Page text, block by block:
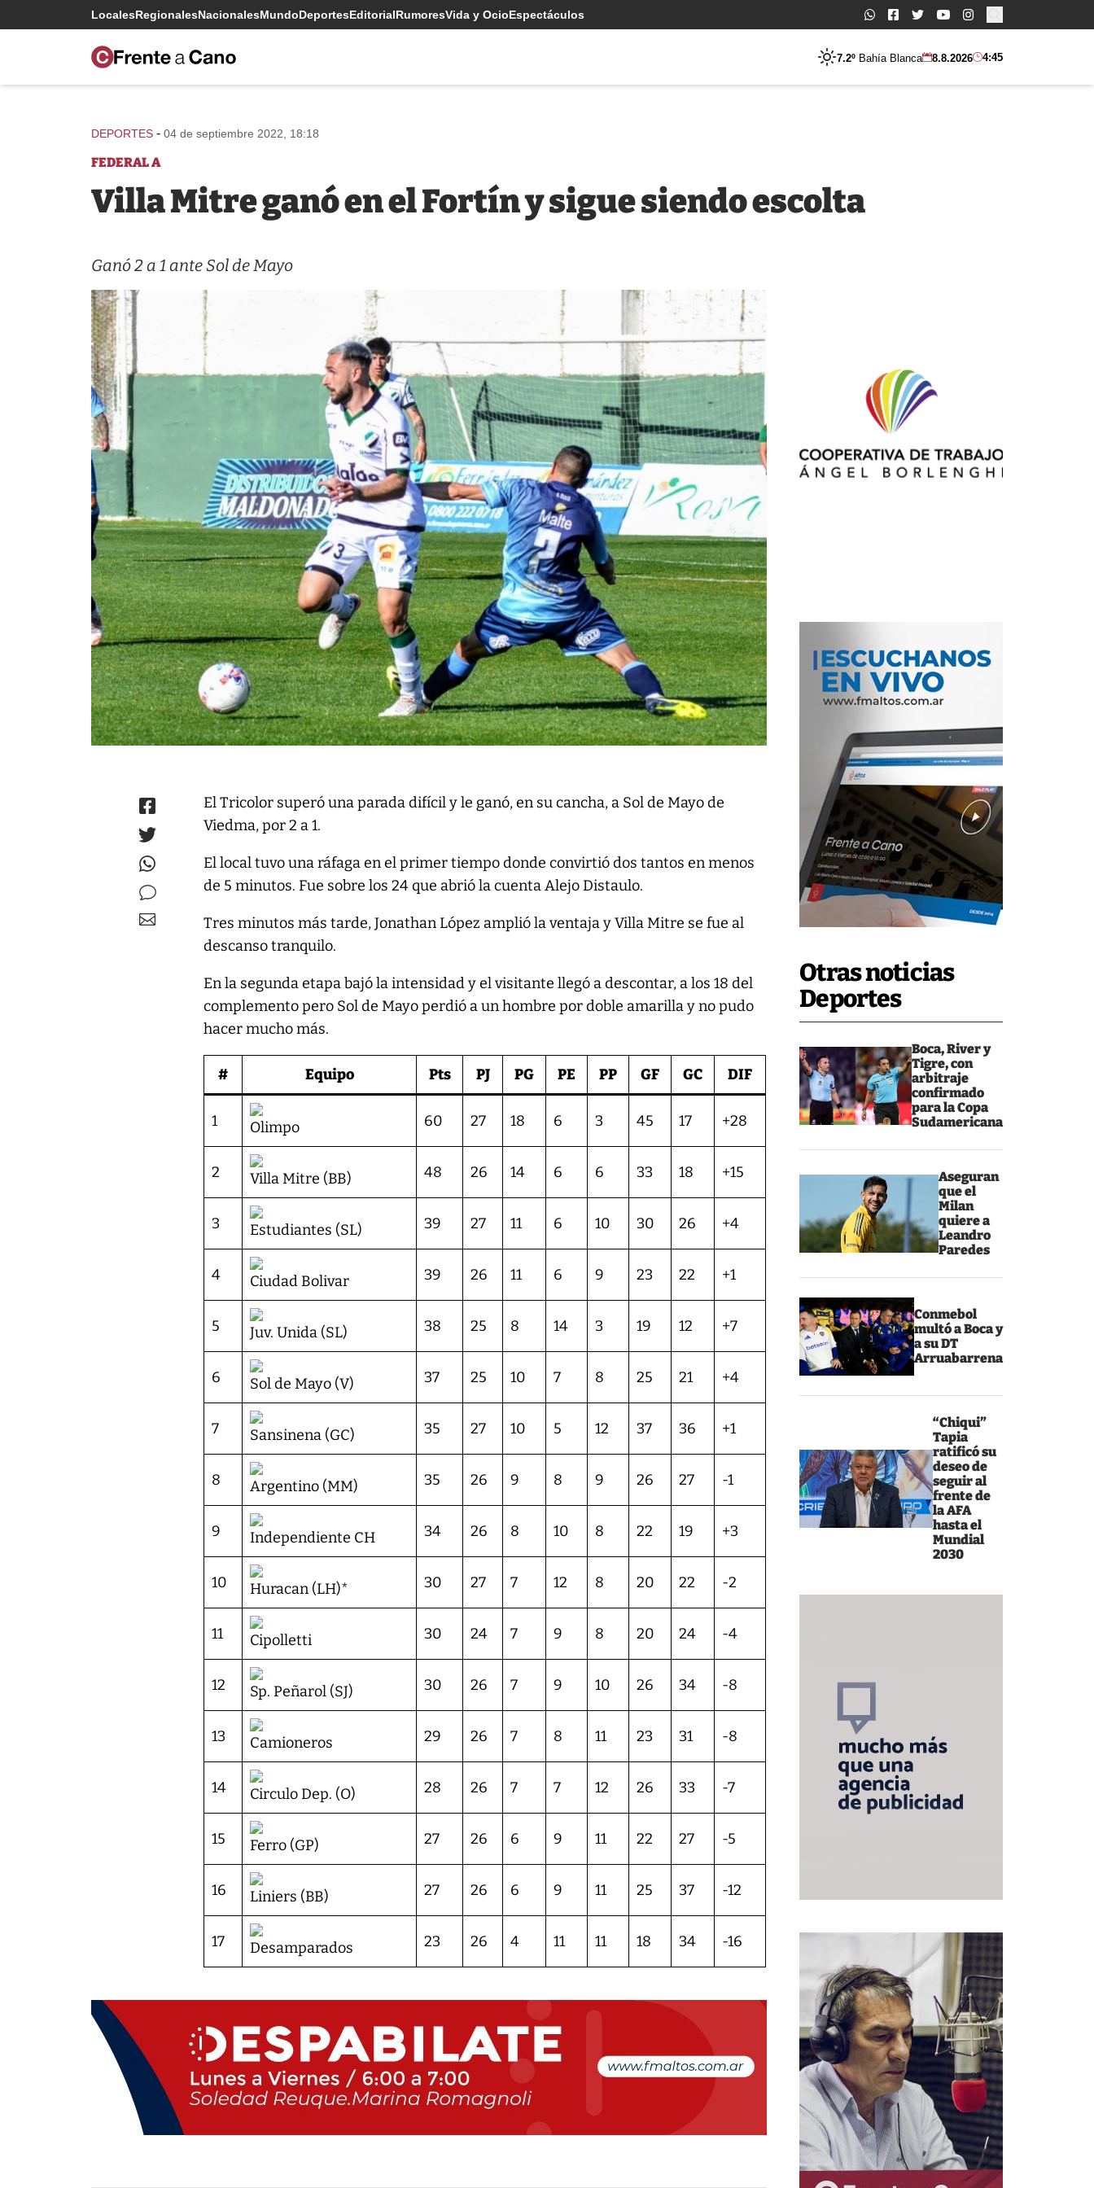
LocalesRegionalesNacionalesMundoDeportesEditorialRumoresVida y OcioEspectáculos Buscar:
7.2º Bahía Blanca 8.8.2026 4:45
Otras noticias
Deportes
Boca, River y
Tigre, con
arbitraje
confirmado
para la Copa
Sudamericana
Aseguran
que el
Milan
quiere a
Leandro
Paredes
Conmebol
multó a Boca y
a su DT
Arruabarrena
“Chiqui”
Tapia
ratificó su
deseo de
seguir al
frente de
la AFA
hasta el
Mundial
2030
DEPORTES - 04 de septiembre 2022, 18:18
FEDERAL A
Villa Mitre ganó en el Fortín y sigue siendo escolta
Ganó 2 a 1 ante Sol de Mayo
El Tricolor superó una parada difícil y le ganó, en su cancha, a Sol de Mayo de
Viedma, por 2 a 1.
El local tuvo una ráfaga en el primer tiempo donde convirtió dos tantos en menos
de 5 minutos. Fue sobre los 24 que abrió la cuenta Alejo Distaulo.
Tres minutos más tarde, Jonathan López amplió la ventaja y Villa Mitre se fue al
descanso tranquilo.
En la segunda etapa bajó la intensidad y el visitante llegó a descontar, a los 18 del
complemento pero Sol de Mayo perdió a un hombre por doble amarilla y no pudo
hacer mucho más.
# Equipo Pts PJ PG PE PP GF GC DIF
1 Olimpo 60 27 18 6 3 45 17 +28
2 Villa Mitre (BB) 48 26 14 6 6 33 18 +15
3 Estudiantes (SL) 39 27 11 6 10 30 26 +4
4 Ciudad Bolivar 39 26 11 6 9 23 22 +1
5 Juv. Unida (SL) 38 25 8 14 3 19 12 +7
6 Sol de Mayo (V) 37 25 10 7 8 25 21 +4
7 Sansinena (GC) 35 27 10 5 12 37 36 +1
8 Argentino (MM) 35 26 9 8 9 26 27 -1
9 Independiente CH 34 26 8 10 8 22 19 +3
10 Huracan (LH)* 30 27 7 12 8 20 22 -2
11 Cipolletti 30 24 7 9 8 20 24 -4
12 Sp. Peñarol (SJ) 30 26 7 9 10 26 34 -8
13 Camioneros 29 26 7 8 11 23 31 -8
14 Circulo Dep. (O) 28 26 7 7 12 26 33 -7
15 Ferro (GP) 27 26 6 9 11 22 27 -5
16 Liniers (BB) 27 26 6 9 11 25 37 -12
17 Desamparados 23 26 4 11 11 18 34 -16